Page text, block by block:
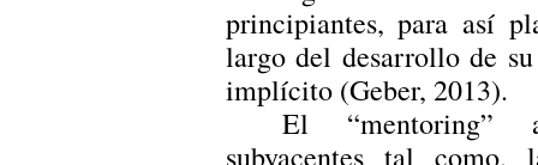
principiantes, para así
largo del desarrollo de
implícito (Geber, 2013).
El “mentoring”
subyacentes tal como,